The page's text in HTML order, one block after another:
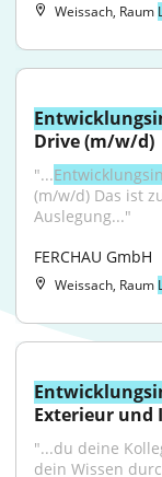
Weissach, Raum
Drive (m/w/d)
"...
(m/w/d) Das ist
Auslegung..."
FERCHAU GmbH
Weissach, Raum
Exterieur und
"...du deine